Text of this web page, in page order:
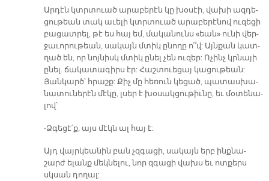
Ար­դէն կտրտուած ա­րա­բե­րէն կը խօ­սէի, վա­խի ազ­դե­
ցու­թեան տակ ա­ւե­լի կտրտուած ա­րա­բե­րէ­նով ու­զե­ցի
բա­ցատ­րել, թէ ես հայ եմ, մա­կա­նունս «եան» ու­նի վեր­
ջա­ւո­րու­թեան, սա­կայն մտիկ ը­նո­ղը ո՞վ: Այն­քան կատ­
ղած են, որ նոյ­նիսկ մտիկ ը­նել չեն ու­զեր: Ո­չինչ կրնա­յի
ը­նել. ճա­կա­տա­գիրս էր: Հաշ­տուե­ցայ կա­ցու­թեան:
Յան­կարծ՝ հրաշք: Քիչ մը հե­ռուն կե­ցած, պա­տաս­խա­
նա­տու­նե­րէն մէ­կը, լսեր է խօ­սակ­ցու­թիւ­նը, եւ մօ­տե­նա­
լով՝
-Ձգե­ցէ՛ք, այս մէկն ալ հայ է:
Այդ վայր­կեա­նին բան չզգա­ցի, սա­կայն երբ ինք­նա­
շարժ ե­լանք մեկ­նե­լու, նոր զգա­ցի վախս եւ ոտ­քերս
սկսան դո­ղալ: